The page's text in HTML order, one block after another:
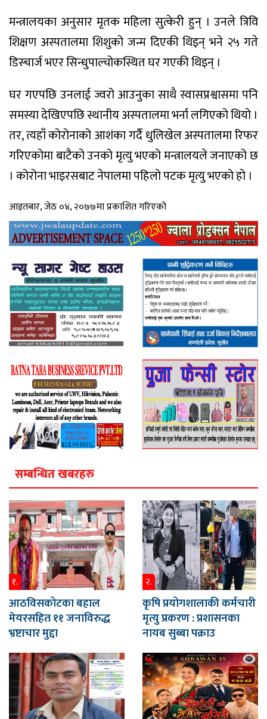
मन्त्रालयका अनुसार मृतक महिला सुत्केरी हुन् । उनले त्रिवि
शिक्षण अस्पतालमा शिशुको जन्म दिएकी थिइन् भने २५ गते
डिस्चार्ज भएर सिन्धुपाल्चोकस्थित घर गएकी थिइन् ।
घर गएपछि उनलाई ज्वरो आउनुका साथै स्वासप्रश्वासमा पनि
समस्या देखिएपछि स्थानीय अस्पतालमा भर्ना लगिएको थियो ।
तर, त्यहाँ कोरोनाको आशंका गर्दै धुलिखेल अस्पतालमा रिफर
गरिएकोमा बाटैको उनको मृत्यु भएको मन्त्रालयले जनाएको छ
। कोरोना भाइरसबाट नेपालमा पहिलो पटक मृत्यु भएको हो ।
आइतबार, जेठ ०४, २०७७मा प्रकाशित गरिएको
सम्बन्धित खबरहरु
१.
आठविसकोटका बहाल
मेयरसहित ११ जनाविरुद्ध
भ्रष्टाचार मुद्दा
२.
कृषि प्रयोगशालाकी कर्मचारी
मृत्यु प्रकरण : प्रशासनका
नायब सुब्बा पक्राउ